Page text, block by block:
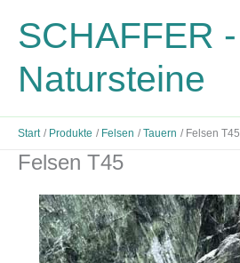
InhaltSCHAFFER -
Natursteine
Start Produkte Felsen Tauern Felsen T45
Felsen T45